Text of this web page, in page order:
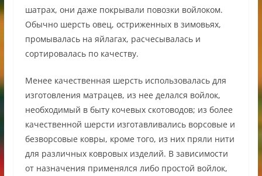
шатрах, они даже покрывали повозки войлоком.
Обычно шерсть овец, остриженных в зимовьях,
промывалась на яйлагах, расчесывалась и
сортировалась по качеству.
Менее качественная шерсть использовалась для
изготовления матрацев, из нее делался войлок,
необходимый в быту кочевых скотоводов; из более
качественной шерсти изготавливались ворсовые и
безворсовые ковры, кроме того, из них пряли нити
для различных ковровых изделий. В зависимости
от назначения применялся либо простой войлок,